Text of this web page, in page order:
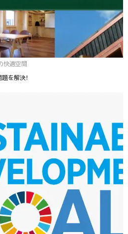
快適空間
を解決！